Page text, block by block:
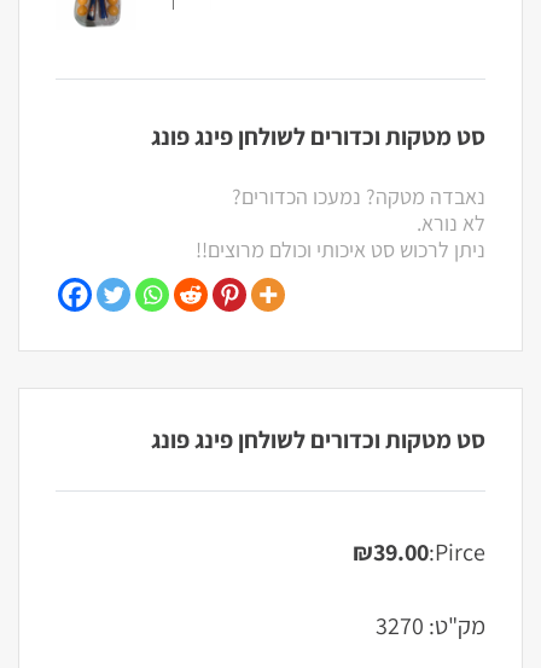
סט מטקות וכדורים לשולחן פינג פונג
נאבדה מטקה? נמעכו הכדורים?
לא נורא.
ניתן לרכוש סט איכותי וכולם מרוצים!!
סט מטקות וכדורים לשולחן פינג פונג
Pirce:
₪39.00
מק"ט: 3270